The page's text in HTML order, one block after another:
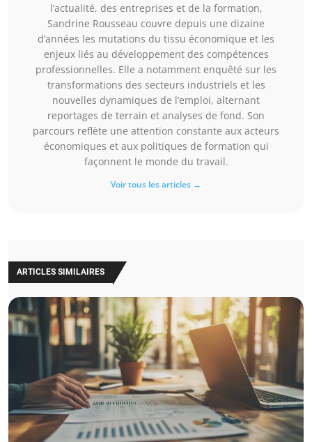
l’actualité, des entreprises et de la formation,
Sandrine Rousseau couvre depuis une dizaine
d’années les mutations du tissu économique et les
enjeux liés au développement des compétences
professionnelles. Elle a notamment enquêté sur les
transformations des secteurs industriels et les
nouvelles dynamiques de l’emploi, alternant
reportages de terrain et analyses de fond. Son
parcours reflète une attention constante aux acteurs
économiques et aux politiques de formation qui
façonnent le monde du travail.
Voir tous les articles →
ARTICLES SIMILAIRES